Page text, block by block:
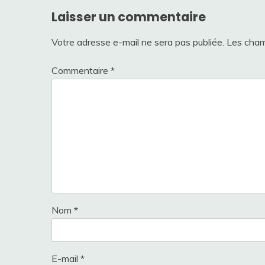
Laisser un commentaire
Votre adresse e-mail ne sera pas publiée. Les
Commentaire *
Nom *
E-mail *